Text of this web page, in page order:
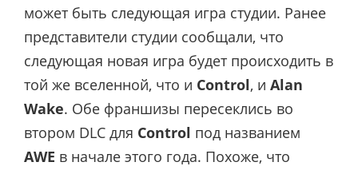
может быть следующая игра студии. Ранее
представители студии сообщали, что
следующая новая игра будет происходить в
той же вселенной, что и Control, и Alan
Wake. Обе франшизы пересеклись во
втором DLC для Control под названием
AWE в начале этого года. Похоже, что